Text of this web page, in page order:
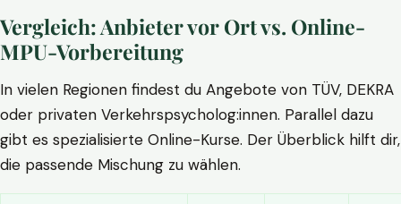
Vergleich: Anbieter vor Ort vs. Online-
MPU-Vorbereitung
In vielen Regionen findest du Angebote von TÜV, DEKRA
oder privaten Verkehrspsycholog:innen. Parallel dazu
gibt es spezialisierte Online-Kurse. Der Überblick hilft dir,
die passende Mischung zu wählen.